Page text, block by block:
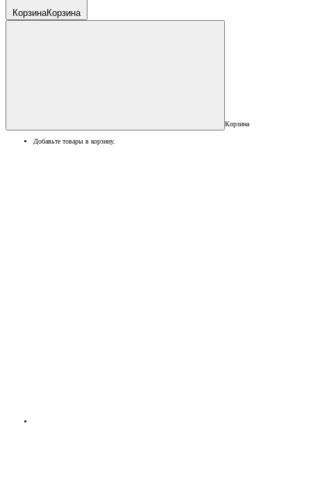
КорзинаКорзина
Корзина
Добавьте товары в корзину.